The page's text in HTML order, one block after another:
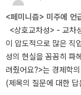
로 ‘소환하고 낙인찍
대 내의 좌파 감수성에 일
니즘이 세상을 망친다’
인 남초 커뮤니티가 ‘
며 그것의 가장 바깥
즘이었다. 온라인에서
성 운동’의 목소리들이
가히 사회 전체를 향해
삶의 지향을 갖고 있는
눈을 뜨지 못하고, 소
의 상상속에서나 가능
는 것이죠. 그래서 인
를 전복시켜 순수 백인
을 은연중에 담고 있는
기다가 원숭이들이 털
표정이 입으로 O 자 모
르고 넘겼다). 그러자
의 질문에, 어 그러네?
카는 또 물었다.'왜?'상
아-지금 그 장면 캡쳐
는 그 장면이 컬러에다
<페미니즘> 미주에 언
<상호교차성> - 교차
이 압도적으로 많은 직
성의 현실을 꼼꼼히 파
려줬어요?>는 경제학
(제목의 질문에 대한